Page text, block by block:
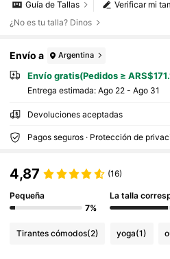
Verificar mi
Guía de Tallas
¿No es tu talla? Dinos
Envío a Argentina
Envío gratis(Pedidos ≥
Entrega estimada: Ago 22 - Ago 31
Devoluciones aceptadas
Pagos seguros · Protección de
4,87 (16)
Pequeña
7%
La talla
Tirantes cómodos(2) yoga(1)